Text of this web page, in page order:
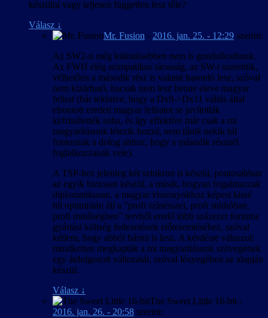
készülni vagy teljesen független lesz tőle?
Válasz ↓
Mr. Fusion - 2016. jan. 25. - 12:29 szerint:
Az SW2-n még különösebben nem is gondolkodtunk.
Az FWH elég szimpatikus társaság, az SW-t szerettük,
vélhetően a második rész is valami hasonló lesz, szóval
nem kizárható, hacsak nem lesz benne eleve magyar
felirat (bár tekintve, hogy a Dx9->Dx11 váltás által
elrontott eredeti magyar feliratot se javították
ki/frissítették soha, és így effektíve már csak a mi
magyarításunk létezik hozzá, nem tűnik nekik túl
fontosnak a dolog ahhoz, hogy a második résznél
foglalkozzanak vele).
A TSP-hez jelenleg két szinkron is készül, pontosabban
az egyik biztosan készül, a másik, hogyan fogalmazzak
diplomatikusan, a magyar viszonyokhoz képest kissé
túl optimistán áll a “profi színésszel, profi stúdióban,
profi minőségben” tervből eredő több százezer forintos
gyártási költség fedezetének előteremtéséhez, szóval
kétlem, hogy abból bármi is lesz. A kérdésre válaszul:
mindketten megkapták a mi magyarításunk szövegének
egy átdolgozott változatát, szóval lényegében az alapján
készül.
Válasz ↓
The Sweet Little 16-bit -
2016. jan. 26. - 20:58 szerint: